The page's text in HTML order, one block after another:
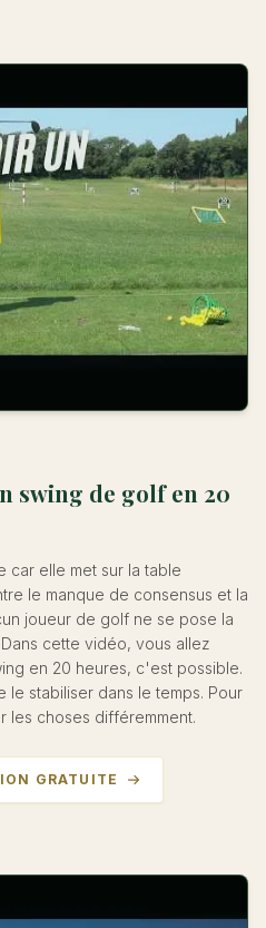
swing de golf en 20
car elle met sur la table
le manque de consensus et la
joueur de golf ne se pose la
cette vidéo, vous allez
en 20 heures, c'est possible.
le stabiliser dans le temps. Pour
les choses différemment.
GRATUITE